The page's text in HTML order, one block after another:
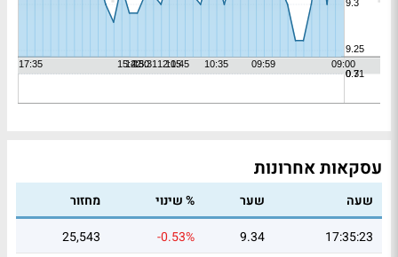
עסקאות אחרונות
שעה שער % שינוי
מחזור
17:35:23
9.34
-0.53%
25,543